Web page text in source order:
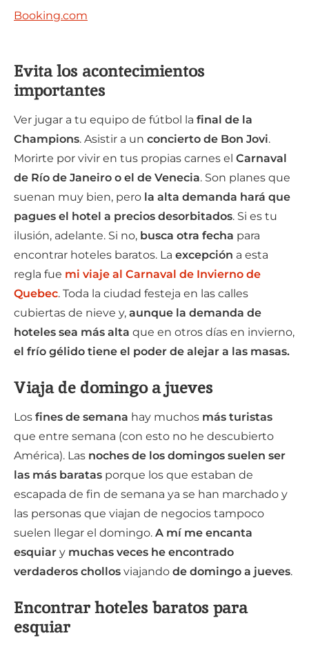
Booking.com
Evita los acontecimientos
importantes
Ver jugar a tu equipo de fútbol la final de la
Champions. Asistir a un concierto de Bon Jovi.
Morirte por vivir en tus propias carnes el Carnaval
de Río de Janeiro o el de Venecia. Son planes que
suenan muy bien, pero la alta demanda hará que
pagues el hotel a precios desorbitados. Si es tu
ilusión, adelante. Si no, busca otra fecha para
encontrar hoteles baratos. La excepción a esta
regla fue mi viaje al Carnaval de Invierno de
Quebec. Toda la ciudad festeja en las calles
cubiertas de nieve y, aunque la demanda de
hoteles sea más alta que en otros días en invierno,
el frío gélido tiene el poder de alejar a las masas.
Viaja de domingo a jueves
Los fines de semana hay muchos más turistas
que entre semana (con esto no he descubierto
América). Las noches de los domingos suelen ser
las más baratas porque los que estaban de
escapada de fin de semana ya se han marchado y
las personas que viajan de negocios tampoco
suelen llegar el domingo. A mí me encanta
esquiar y muchas veces he encontrado
verdaderos chollos viajando de domingo a jueves.
Encontrar hoteles baratos para
esquiar